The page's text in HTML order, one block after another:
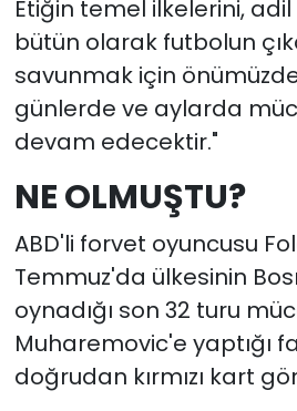
Etiğin temel ilkelerini,
bütün olarak futbolun
savunmak için
günlerde ve aylarda
devam edecektir."
NE OLMUŞTU?
ABD'li forvet oyuncusu
Temmuz'da ülkesinin
oynadığı son 32 turu
Muharemovic'e yaptığı
doğrudan kırmızı kart